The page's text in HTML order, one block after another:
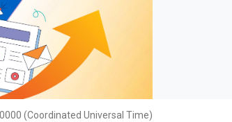
(Coordinated Universal Time)
關於我們